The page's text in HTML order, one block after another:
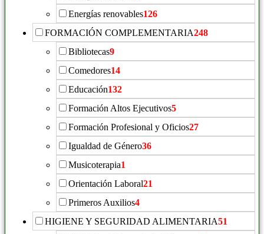
Energías renovables126
FORMACIÓN COMPLEMENTARIA248
Bibliotecas9
Comedores14
Educación132
Formación Altos Ejecutivos5
Formación Profesional y Oficios27
Igualdad de Género36
Musicoterapia1
Orientación Laboral21
Primeros Auxilios4
HIGIENE Y SEGURIDAD ALIMENTARIA51